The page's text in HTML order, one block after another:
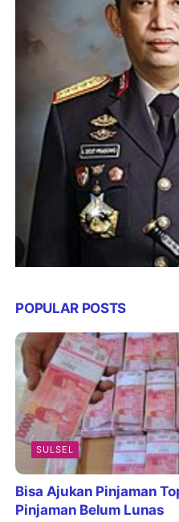
POPULAR POSTS
SULSEL
Bisa Ajukan Pinjaman
Pinjaman Belum Lunas